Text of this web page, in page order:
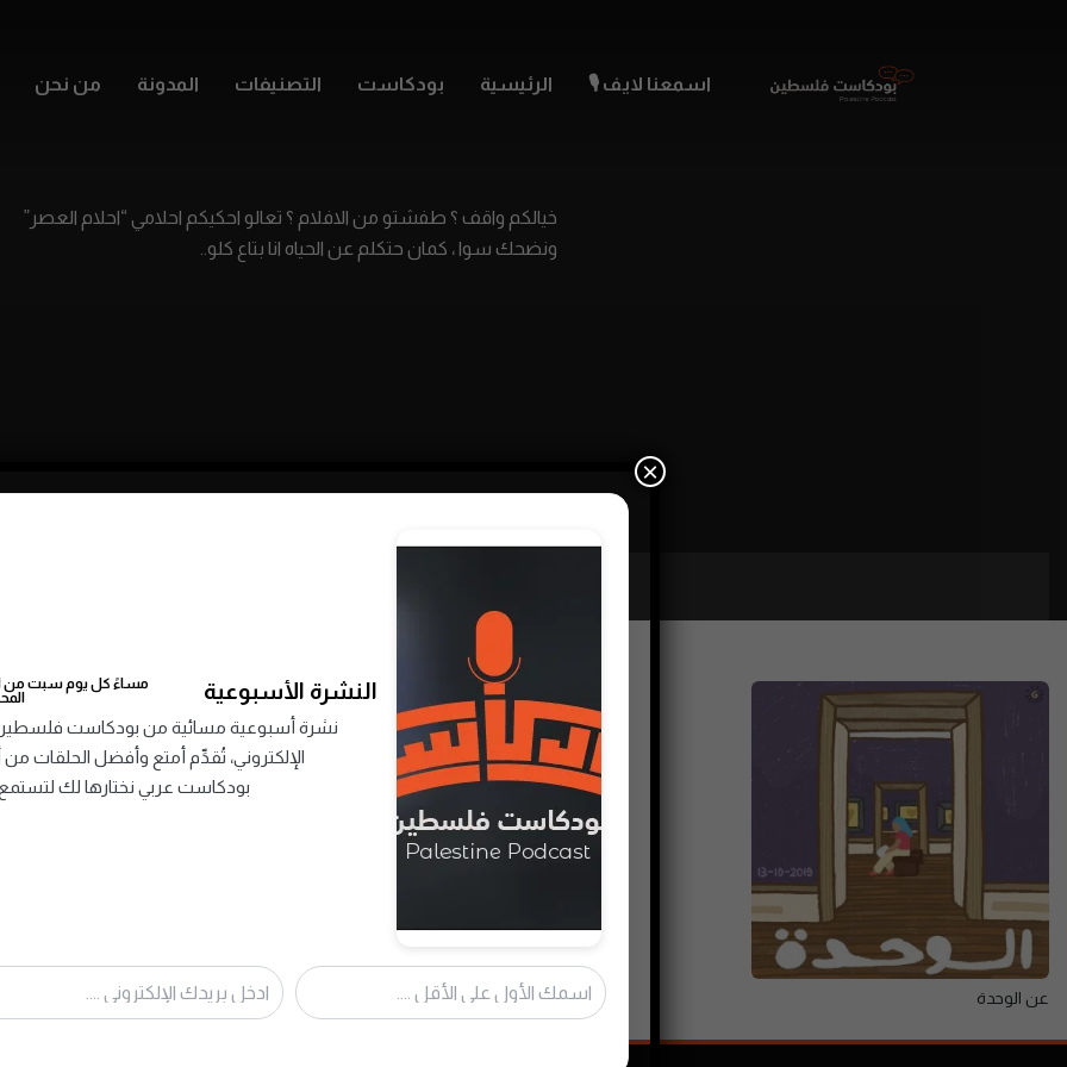
اسمعنا لايف 🎙️ الرئيسية بودكاست التصنيفات المدونة من نحن
خيالكم واقف ؟ طفشتو من الافلام ؟ تعالو احكيكم احلامي “احلام العصر”
ونضحك سوا ، كمان حتكلم عن الحياه انا بتاع كلو..
عن الوحدة
النشرة الأسبوعية
مساءً كل يوم سبت من
نشرة أسبوعية مسائية من بودكاست
بودكاست عربي نختارها لك
×